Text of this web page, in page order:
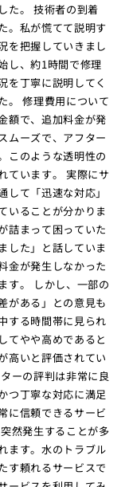
た。 技術者の到着
。私が慌てて説明す
を把握していきまし
し、約1時間で修理
を丁寧に説明してく
。 修理費用について
額で、追加料金が発
ムーズで、アフター
このような透明性の
ています。 実際にサ
て「迅速な対応」
いることが分かりま
詰まって困っていた
した」と話していま
金が発生しなかった
す。 しかし、一部の
がある」との意見も
する時間帯に見られ
てやや高めであると
高いと評価されてい
ーの評判は非常に良
つ丁寧な対応に満足
に信頼できるサービ
然発生することが多
ます。水のトラブル
す頼れるサービスで